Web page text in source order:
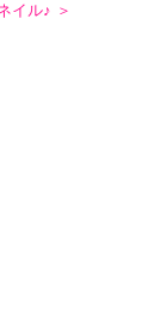
イル♪ ＞